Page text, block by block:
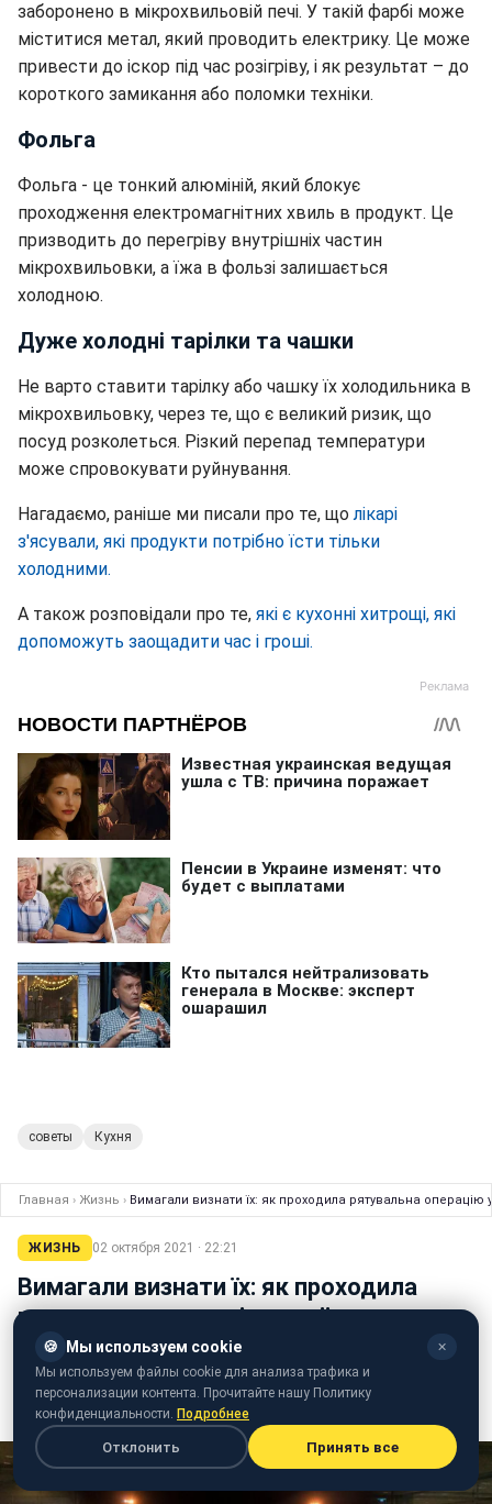
заборонено в мікрохвильовій печі. У такій фарбі може
міститися метал, який проводить електрику. Це може
привести до іскор під час розігріву, і як результат – до
короткого замикання або поломки техніки.
Фольга
Фольга - це тонкий алюміній, який блокує
проходження електромагнітних хвиль в продукт. Це
призводить до перегріву внутрішніх частин
мікрохвильовки, а їжа в фользі залишається
холодною.
Дуже холодні тарілки та чашки
Не варто ставити тарілку або чашку їх холодильника в
мікрохвильовку, через те, що є великий ризик, що
посуд розколеться. Різкий перепад температури
може спровокувати руйнування.
Нагадаємо, раніше ми писали про те, щолікарі
з'ясували, які продукти потрібно їсти тільки
холодними.
А також розповідали про те, які є кухонні хитрощі, які
допоможуть заощадити час і гроші.
советы Кухня
Главная › Жизнь › Вимагали визнати їх: як проходила рятувальна операцію
ЖИЗНЬ 02 октября 2021 · 22:21
Вимагали визнати їх: як проходила
рятувальна операцію українських
військових у Кабулі
Татьяна Самарук
редактор ленты новостей
🍪 Мы используем cookie ✕
Мы используем файлы cookie для анализа трафика и
персонализации контента. Прочитайте нашу Политику
конфиденциальности. Подробнее
Отклонить Принять все